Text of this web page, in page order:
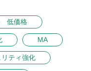
低価格
MA
ティ強化